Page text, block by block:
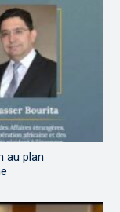
au plan